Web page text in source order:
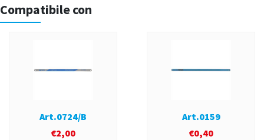
Compatibile con
Art.0724/B
€2,00
Art.0159
€0,40